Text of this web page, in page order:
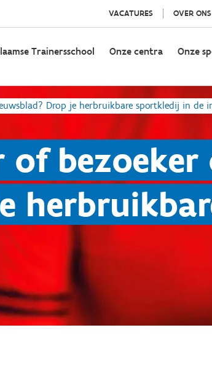
VACATURES OVER ONS
Trainersschool Onze centra Onze
Drop je herbruikbare sportkledij in de
of